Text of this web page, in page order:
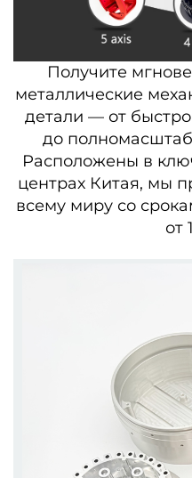
Получите
металлические
детали — от
до
Расположены в
центрах Китая, мы
всему миру со
от